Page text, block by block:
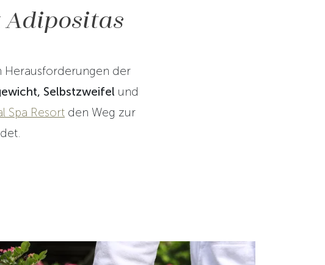
Adipositas
Herausforderungen der
Selbstzweifel und
Spa Resort den Weg zur